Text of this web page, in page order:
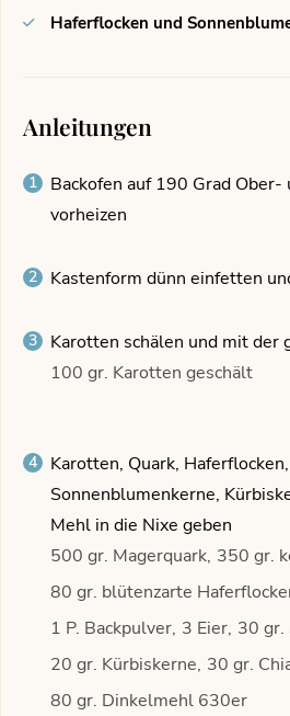
Haferflocken und
Anleitungen
Backofen auf 190 Grad
vorheizen
Kastenform dünn einfetten
Karotten schälen und mit der
100 gr. Karotten geschält
Karotten, Quark,
Sonnenblumenkerne,
Mehl in die Nixe geben
500 gr. Magerquark, 350 gr.
80 gr. blütenzarte
1 P. Backpulver, 3 Eier, 30 gr.
20 gr. Kürbiskerne, 30 gr.
80 gr. Dinkelmehl 630er